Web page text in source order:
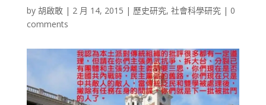
by 胡啟敢| 2 月 14, 2015 | 歷史研究, 社會科學研究| 0
comments